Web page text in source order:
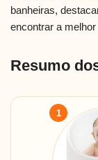
banheiras,
encontrar a
Resumo
1